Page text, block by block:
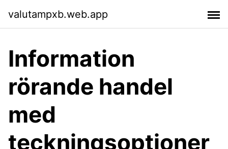
valutampxb.web.app
Information
rörande handel
med
teckningsoptioner